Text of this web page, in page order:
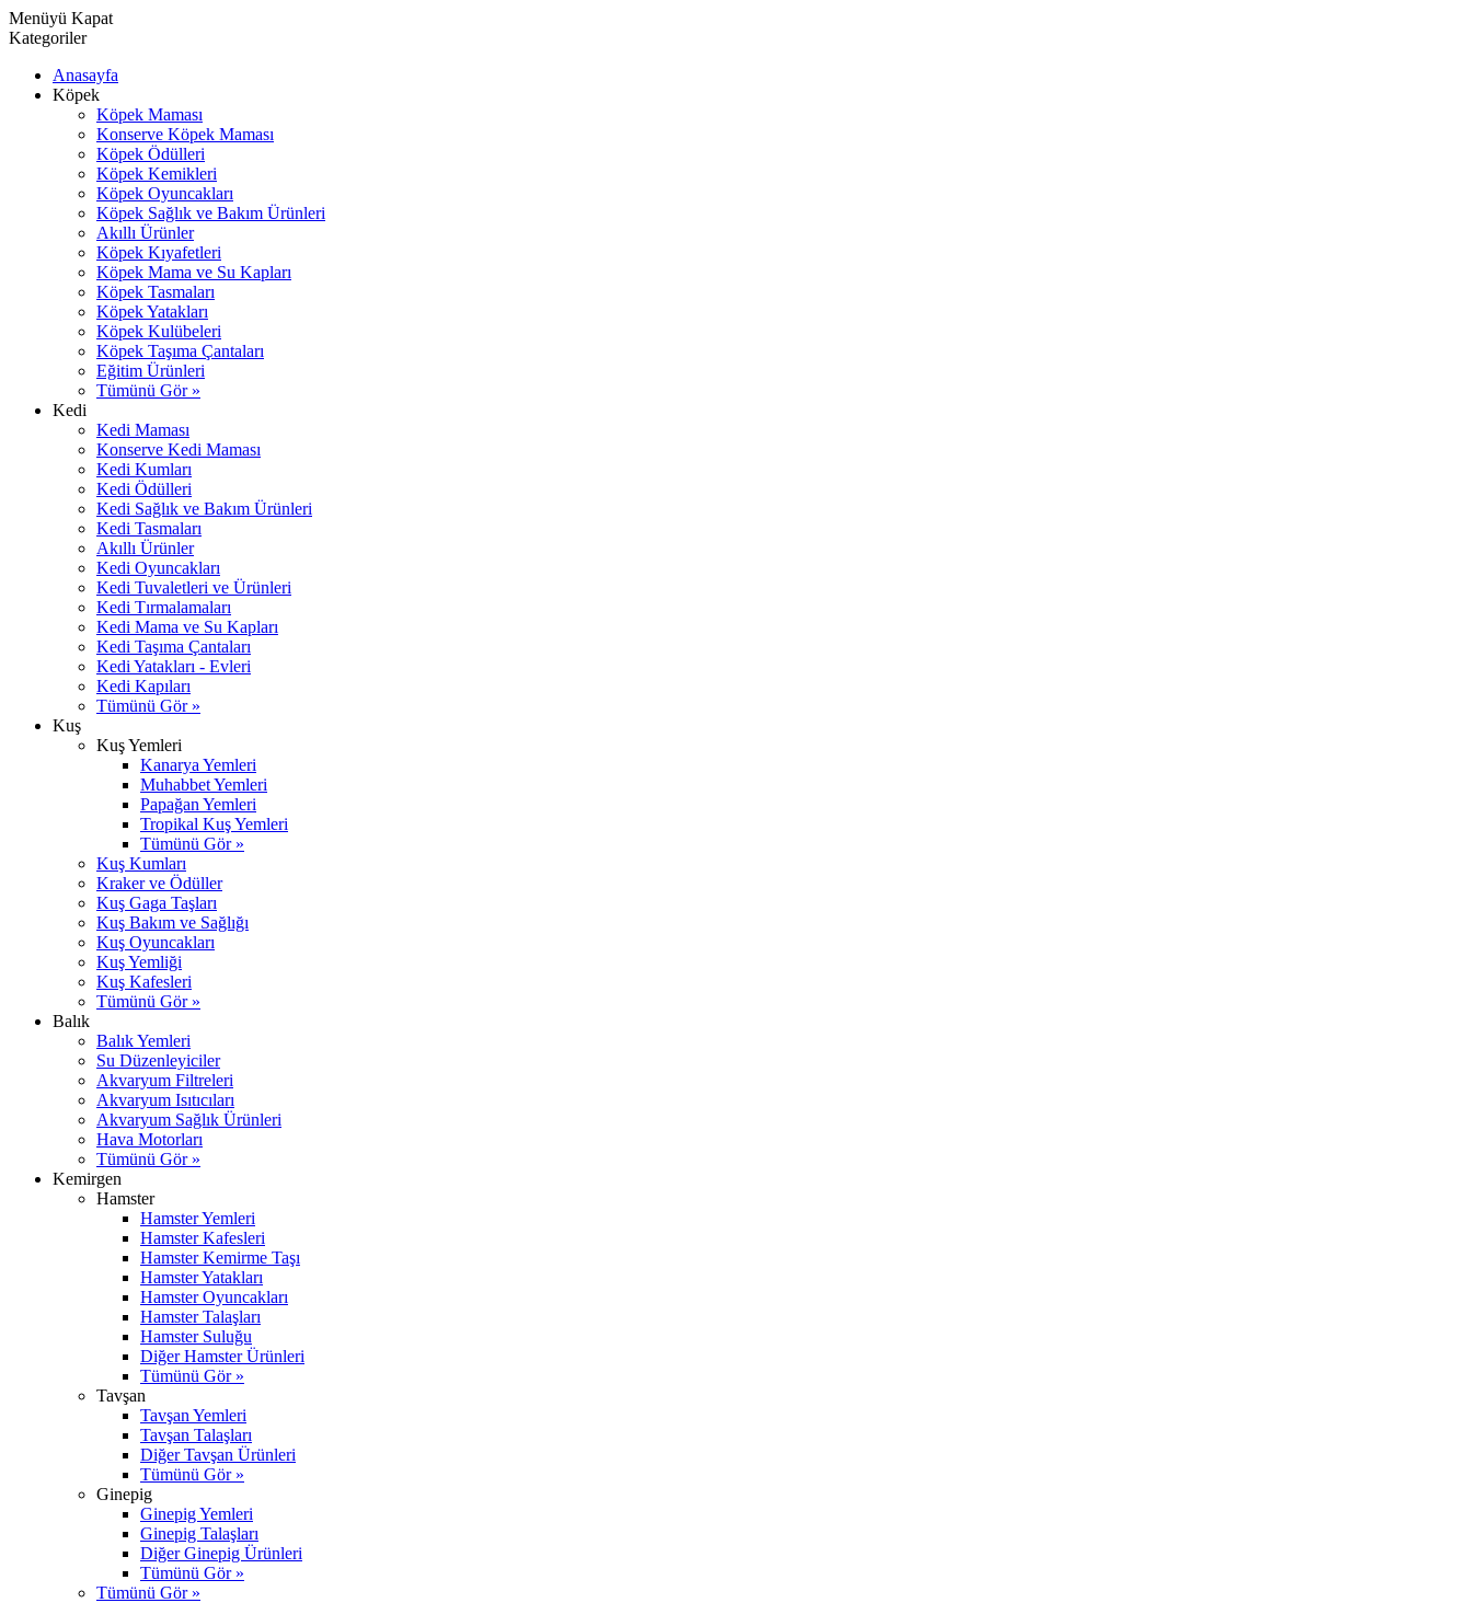
Menüyü Kapat
Kategoriler
Anasayfa
Köpek
Köpek Maması
Konserve Köpek Maması
Köpek Ödülleri
Köpek Kemikleri
Köpek Oyuncakları
Köpek Sağlık ve Bakım Ürünleri
Akıllı Ürünler
Köpek Kıyafetleri
Köpek Mama ve Su Kapları
Köpek Tasmaları
Köpek Yatakları
Köpek Kulübeleri
Köpek Taşıma Çantaları
Eğitim Ürünleri
Tümünü Gör »
Kedi
Kedi Maması
Konserve Kedi Maması
Kedi Kumları
Kedi Ödülleri
Kedi Sağlık ve Bakım Ürünleri
Kedi Tasmaları
Akıllı Ürünler
Kedi Oyuncakları
Kedi Tuvaletleri ve Ürünleri
Kedi Tırmalamaları
Kedi Mama ve Su Kapları
Kedi Taşıma Çantaları
Kedi Yatakları - Evleri
Kedi Kapıları
Tümünü Gör »
Kuş
Kuş Yemleri
Kanarya Yemleri
Muhabbet Yemleri
Papağan Yemleri
Tropikal Kuş Yemleri
Tümünü Gör »
Kuş Kumları
Kraker ve Ödüller
Kuş Gaga Taşları
Kuş Bakım ve Sağlığı
Kuş Oyuncakları
Kuş Yemliği
Kuş Kafesleri
Tümünü Gör »
Balık
Balık Yemleri
Su Düzenleyiciler
Akvaryum Filtreleri
Akvaryum Isıtıcıları
Akvaryum Sağlık Ürünleri
Hava Motorları
Tümünü Gör »
Kemirgen
Hamster
Hamster Yemleri
Hamster Kafesleri
Hamster Kemirme Taşı
Hamster Yatakları
Hamster Oyuncakları
Hamster Talaşları
Hamster Suluğu
Diğer Hamster Ürünleri
Tümünü Gör »
Tavşan
Tavşan Yemleri
Tavşan Talaşları
Diğer Tavşan Ürünleri
Tümünü Gör »
Ginepig
Ginepig Yemleri
Ginepig Talaşları
Diğer Ginepig Ürünleri
Tümünü Gör »
Tümünü Gör »